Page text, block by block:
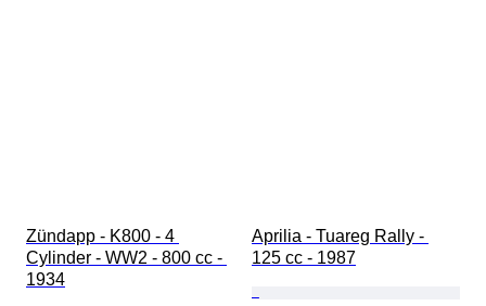
Zündapp - K800 - 4
Cylinder - WW2 - 800 cc -
1934
Aprilia - Tuareg Rally -
125 cc - 1987